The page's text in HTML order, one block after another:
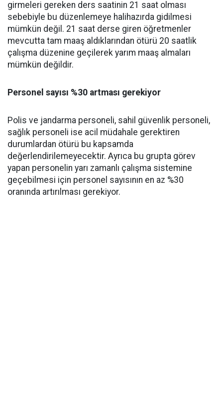
girmeleri gereken ders saatinin 21 saat olması
sebebiyle bu düzenlemeye halihazırda gidilmesi
mümkün değil. 21 saat derse giren öğretmenler
mevcutta tam maaş aldıklarından ötürü 20 saatlik
çalışma düzenine geçilerek yarım maaş almaları
mümkün değildir.
Personel sayısı %30 artması gerekiyor
Polis ve jandarma personeli, sahil güvenlik personeli,
sağlık personeli ise acil müdahale gerektiren
durumlardan ötürü bu kapsamda
değerlendirilemeyecektir. Ayrıca bu grupta görev
yapan personelin yarı zamanlı çalışma sistemine
geçebilmesi için personel sayısının en az %30
oranında artırılması gerekiyor.